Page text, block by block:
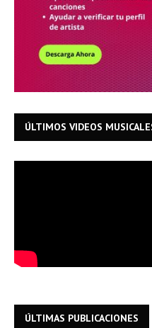
ÚLTIMOS VIDEOS
ÚLTIMAS PUBLICACIONES